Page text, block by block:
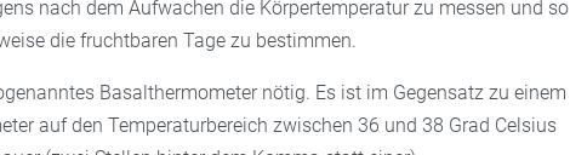
nach dem Aufwachen die Körpertemperatur zu messen und so
die fruchtbaren Tage zu bestimmen.
Basalthermometer nötig. Es ist im Gegensatz zu einem
auf den Temperaturbereich zwischen 36 und 38 Grad Celsius